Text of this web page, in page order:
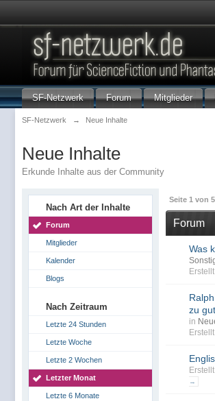
SF-Netzwerk Forum Mitglieder
SF-Netzwerk → Neue Inhalte
Neue Inhalte
Erkunde Inhalte aus der Community
Nach Art der Inhalte
Forum
Mitglieder
Kalender
Blogs
Nach Zeitraum
Letzte 24 Stunden
Letzte Woche
Letzte 2 Wochen
Letzter Monat
Letzte 6 Monate
Seite 1 von 5
Forum
Was
zu gut
in
→